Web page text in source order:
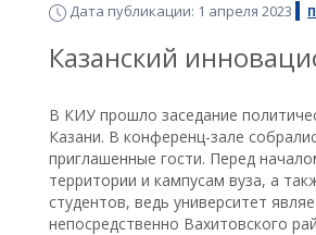
Дата публикации: 1 апреля 2023
Казанский
В КИУ прошло заседание
Казани. В конференц-зале
приглашенные гости. Перед
территории и кампусам вуза, а
студентов, ведь университет
непосредственно Вахитовского